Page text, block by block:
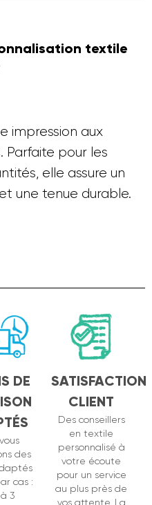
textile
impression aux
Parfaite pour les
elle assure un
une tenue durable.
DE
des
cas :
3
SATISFACTION
CLIENT
Des conseillers
en textile
personnalisé à
votre écoute
pour un service
au plus près de
vos attente. La